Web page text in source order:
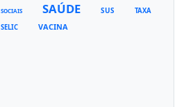
SOCIAIS SAÚDE SUS
TAXA
SELIC
VACINA